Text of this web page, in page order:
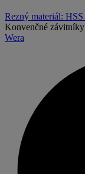
Rezný materiál: HSS
Konvenčné závitníky
Wera